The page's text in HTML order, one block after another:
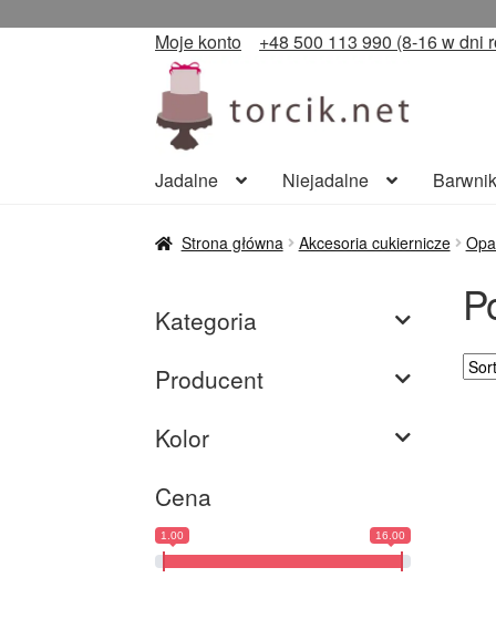
Moje konto
+48 500 113 990 (8-16 w dni
Przejdź
do
nawigacji
Przejdź
do
treści
Jadalne Niejadalne
Strona główna Akcesoria cukiernicze
Kategoria
Producent
Kolor
Cena
1.00 16.00